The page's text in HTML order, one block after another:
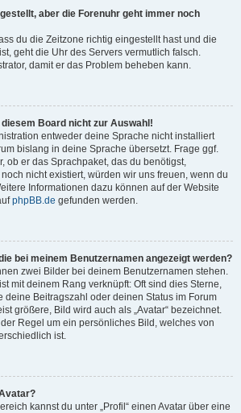
aber die Forenuhr geht immer noch
du die Zeitzone richtig eingestellt hast und die
geht die Uhr des Servers vermutlich falsch.
damit er das Problem beheben kann.
Board nicht zur Auswahl!
entweder deine Sprache nicht installiert
bislang in deine Sprache übersetzt. Frage ggf.
ob er das Sprachpaket, das du benötigst,
nicht existiert, würden wir uns freuen, wenn du
Informationen dazu können auf der Website
phpBB.de gefunden werden.
bei meinem Benutzernamen angezeigt werden?
zwei Bilder bei deinem Benutzernamen stehen.
mit deinem Rang verknüpft: Oft sind dies Sterne,
deine Beitragszahl oder deinen Status im Forum
größere, Bild wird auch als „Avatar“ bezeichnet.
Regel um ein persönliches Bild, welches von
ist.
kannst du unter „Profil“ einen Avatar über eine